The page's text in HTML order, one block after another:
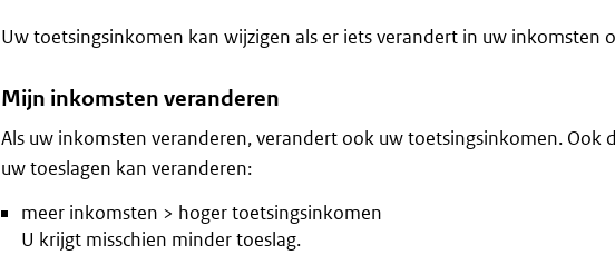
Uw toetsingsinkomen kan wijzigen als er iets verandert in uw inkomsten
Mijn inkomsten veranderen
Als uw inkomsten veranderen, verandert ook uw toetsingsinkomen. Ook
uw toeslagen kan veranderen:
meer inkomsten > hoger toetsingsinkomen
U krijgt misschien minder toeslag.